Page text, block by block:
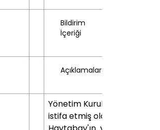
Bildirim
İçeriği
Açıklamalar
Yönetim Kurulu üyeliğinden
istifa etmiş olan Mert Ali